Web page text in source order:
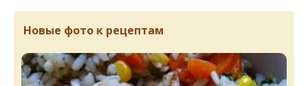
Новые фото к рецептам